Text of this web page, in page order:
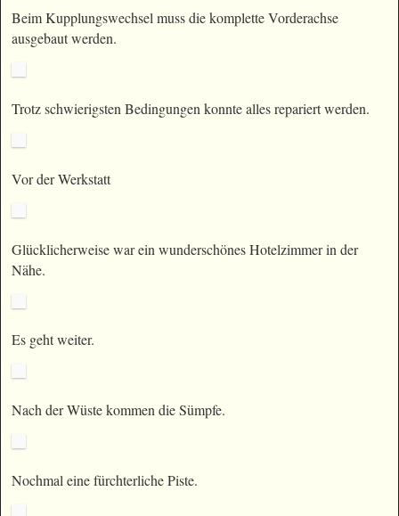
Beim Kupplungswechsel muss die komplette Vorderachse
ausgebaut werden.
Trotz schwierigsten Bedingungen konnte alles repariert werden.
Vor der Werkstatt
Glücklicherweise war ein wunderschönes Hotelzimmer in der
Nähe.
Es geht weiter.
Nach der Wüste kommen die Sümpfe.
Nochmal eine fürchterliche Piste.